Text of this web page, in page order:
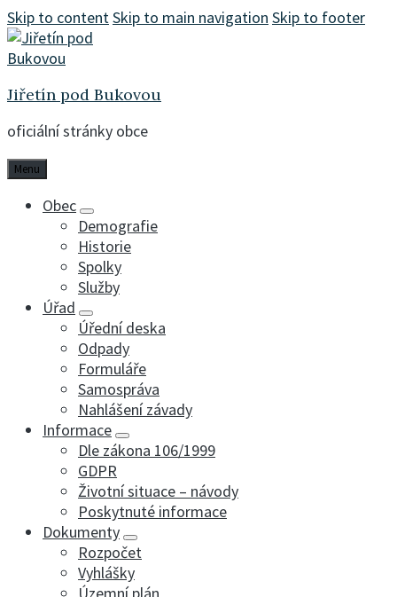
Skip to contentSkip to main navigation Skip to footer
Jiřetín pod Bukovou
oficiální stránky obce
Menu
Obec
Demografie
Historie
Spolky
Služby
Úřad
Úřední deska
Odpady
Formuláře
Samospráva
Nahlášení závady
Informace
Dle zákona 106/1999
GDPR
Životní situace – návody
Poskytnuté informace
Dokumenty
Rozpočet
Vyhlášky